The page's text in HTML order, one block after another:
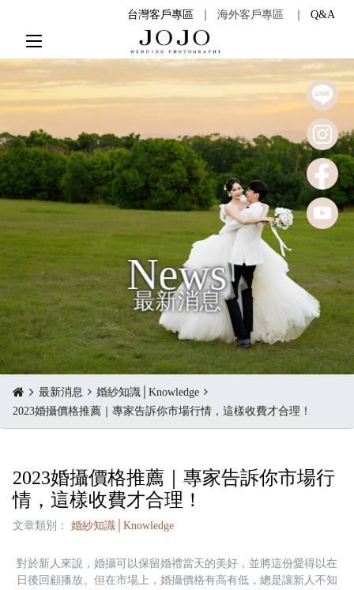
台灣客戶專區 海外客戶專區 Q&A
最新消息
婚紗知識│Knowledge
2023婚攝價格推薦｜專家告訴你市場行情，這樣收費才合理！
2023婚攝價格推薦｜專家告訴你市場行
情，這樣收費才合理！
文章類別： 婚紗知識│Knowledge
對於新人來說，婚攝可以保留婚禮當天的美好，並將這份愛得以在
日後回顧播放。但在市場上，婚攝價格有高有低，總是讓新人不知